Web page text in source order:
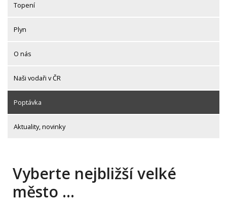
Topení
Plyn
O nás
Naši vodaři v ČR
Poptávka
Aktuality, novinky
Vyberte nejbližší velké
město …